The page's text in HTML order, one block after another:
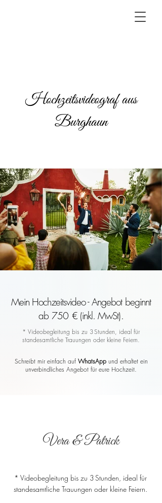
Hochzeitsvideograf aus
Burghaun
Mein Hochzeitsvideo - Angebot beginnt
ab 750 € (inkl. MwSt).
* Videobegleitung bis zu 3 Stunden, ideal für
standesamtliche Trauungen oder kleine Feiern.
Schreibt mir einfach auf WhatsAppund erhaltet ein
unverbindliches Angebot für eure Hochzeit.
Vera & Patrick
* Videobegleitung bis zu 3 Stunden, ideal für
standesamtliche Trauungen oder kleine Feiern.